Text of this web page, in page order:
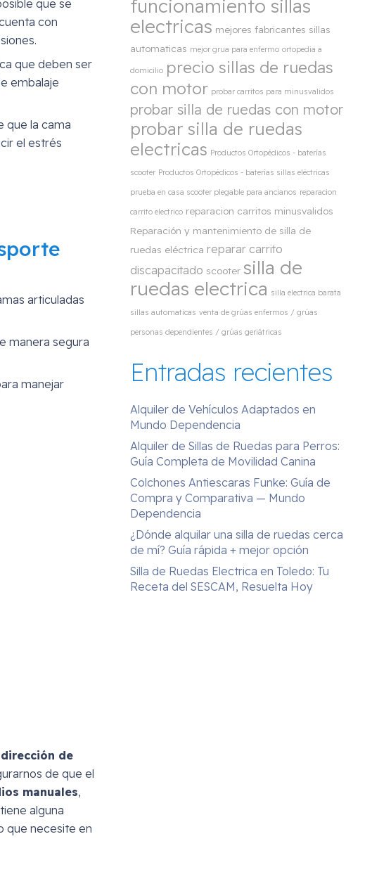
que se
con
que deben ser
embalaje
que la cama
el estrés
articuladas
manera segura
manejar
de
de que el
manuales,
alguna
que necesite en
funcionamiento sillas
electricas mejores fabricantes sillas
automaticas mejor grua para enfermo ortopedia a
domicilio precio sillas de ruedas
con motor probar carritos para minusvalidos
probar silla de ruedas con motor
probar silla de ruedas
electricas Productos Ortopédicos - baterías
scooter Productos Ortopédicos - baterías sillas eléctricas
prueba en casa scooter plegable para ancianos reparacion
carrito electrico reparacion carritos minusvalidos
Reparación y mantenimiento de silla de
ruedas eléctrica reparar carrito
discapacitado scooter silla de
ruedas electrica silla electrica barata
sillas automaticas venta de grúas enfermos / grúas
personas dependientes / grúas geriátricas
Entradas recientes
Alquiler de Vehículos Adaptados en
Mundo Dependencia
Alquiler de Sillas de Ruedas para Perros:
Guía Completa de Movilidad Canina
Colchones Antiescaras Funke: Guía de
Compra y Comparativa — Mundo
Dependencia
¿Dónde alquilar una silla de ruedas cerca
de mí? Guía rápida + mejor opción
Silla de Ruedas Electrica en Toledo: Tu
Receta del SESCAM, Resuelta Hoy